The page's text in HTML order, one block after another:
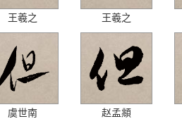
王羲之 王羲之
虞世南 赵孟頫